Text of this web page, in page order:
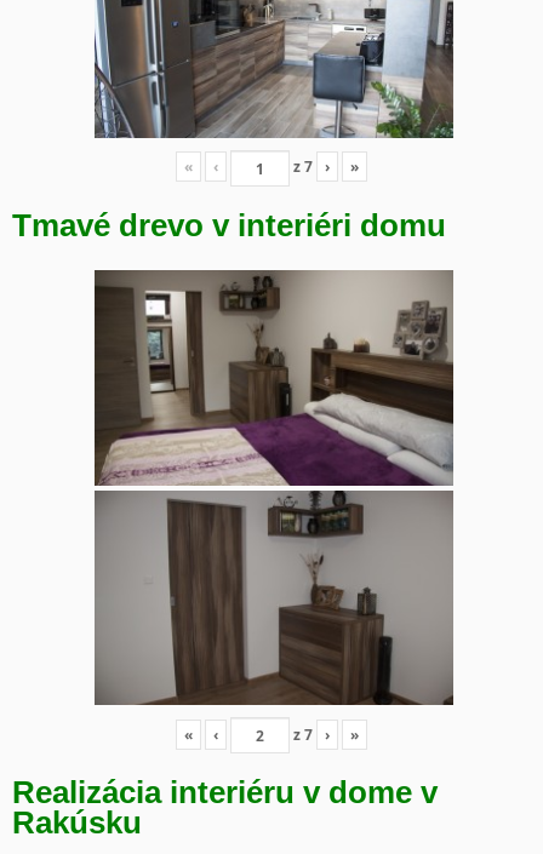
« ‹ z7 › »
Tmavé drevo v interiéri domu
« ‹ z7 › »
Realizácia interiéru v dome v
Rakúsku